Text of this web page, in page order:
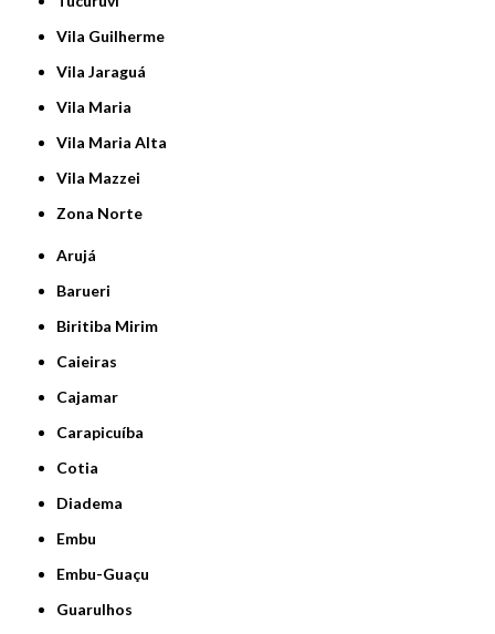
Vila Guilherme
Vila Jaraguá
Vila Maria
Vila Maria Alta
Vila Mazzei
Zona Norte
Arujá
Barueri
Biritiba Mirim
Caieiras
Cajamar
Carapicuíba
Cotia
Diadema
Embu
Embu-Guaçu
Guarulhos